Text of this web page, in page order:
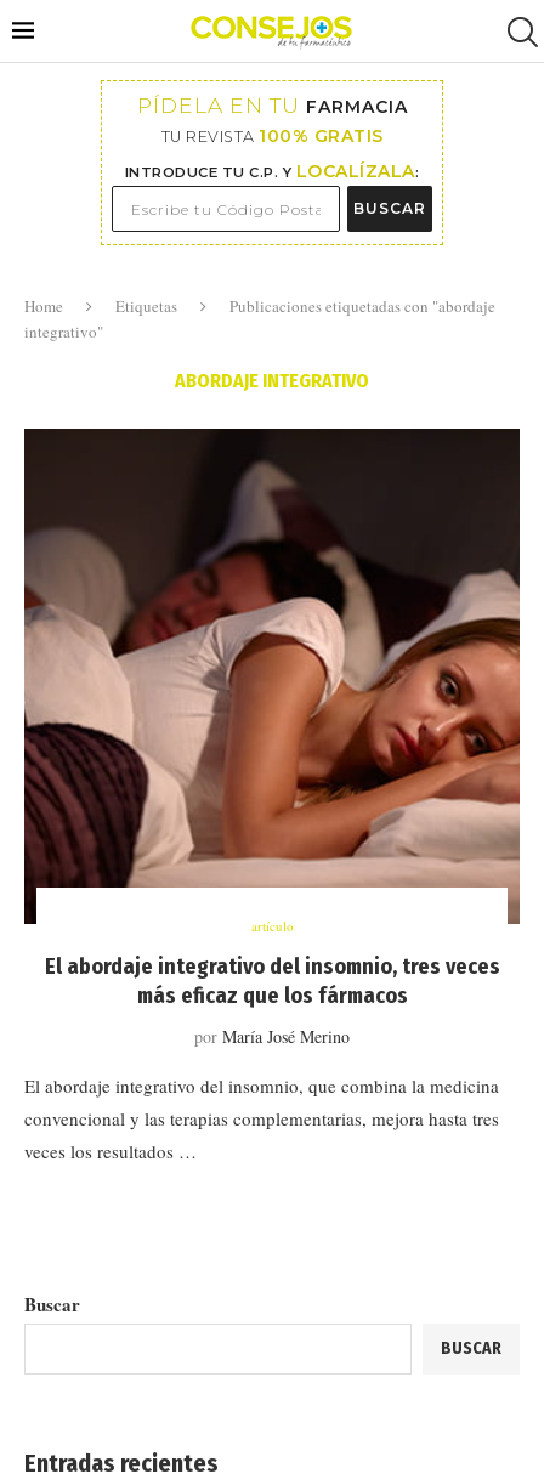
PÍDELA EN TU FARMACIA
TU REVISTA 100% GRATIS
INTRODUCE TU C.P. Y LOCALÍZALA:
BUSCAR
Home Etiquetas
Publicaciones etiquetadas con "abordaje
integrativo"
ABORDAJE INTEGRATIVO
artículo
El abordaje integrativo del insomnio, tres veces
más eficaz que los fármacos
por María José Merino
El abordaje integrativo del insomnio, que combina la medicina
convencional y las terapias complementarias, mejora hasta tres
veces los resultados …
Buscar
BUSCAR
Entradas recientes